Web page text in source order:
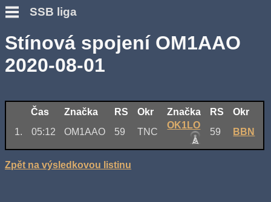
SSB liga
Stínová spojení OM1AAO
2020-08-01
Čas Značka RS Okr Značka RS
Okr
1.
05:12 OM1AAO 59 TNC
OK1LO
59 BBN
Zpět na výsledkovou listinu